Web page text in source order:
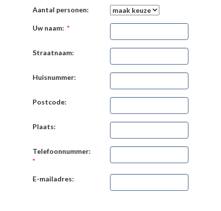
Aantal personen:
Uw naam: *
Straatnaam:
Huisnummer:
Postcode:
Plaats:
Telefoonnummer:
*
E-mailadres: